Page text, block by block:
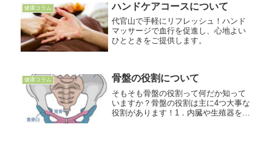
が、体が硬くなる原因の多くは日々の
生活...
健康コラム ハンドケアコースについて
代官山で手軽にリフレッシュ！ハンド
マッサージで血行を促進し、心地よい
ひとときをご提供します。
健康コラム 骨盤の役割について
そもそも骨盤の役割って何だか知って
いますか？骨盤の役割は主に4つ大事な
役割があります！1．内臓や生殖器を守